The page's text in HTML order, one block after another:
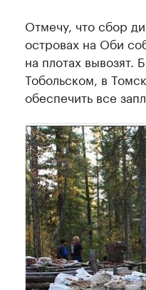
Отмечу, что сбор
островах на Оби
на плотах
Тобольском, в
обеспечить все